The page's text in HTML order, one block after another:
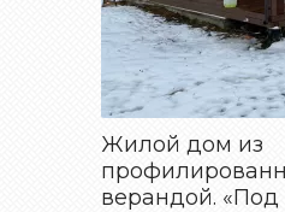
Жилой дом из
верандой. «Под